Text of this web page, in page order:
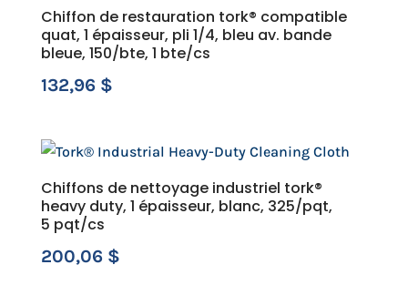
Chiffon de restauration tork® compatible
quat, 1 épaisseur, pli 1/4, bleu av. bande
bleue, 150/bte, 1 bte/cs
132,96 $
Chiffons de nettoyage industriel tork®
heavy duty, 1 épaisseur, blanc, 325/pqt,
5 pqt/cs
200,06 $